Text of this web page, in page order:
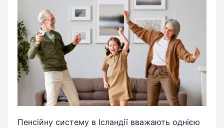
Пенсійну систему в Ісландії вважають однією